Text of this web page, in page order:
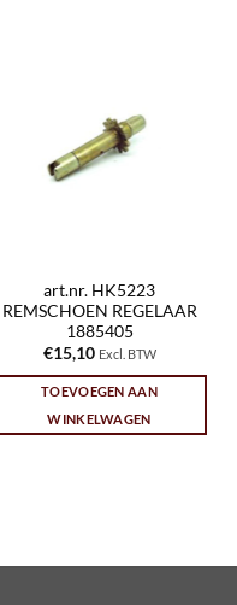
art.nr. HK5223
REMSCHOEN REGELAAR
1885405
€15,10 Excl. BTW
TOEVOEGEN AAN
WINKELWAGEN